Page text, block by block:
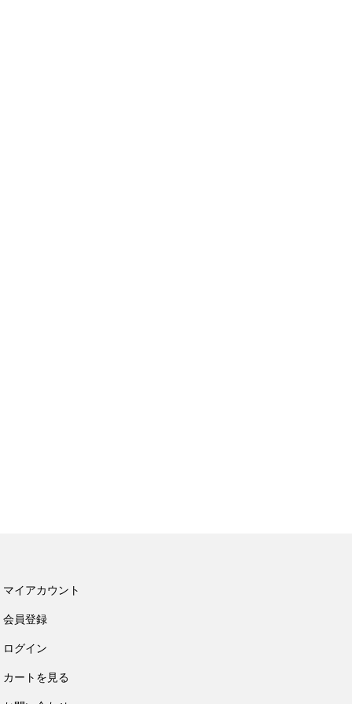
マイアカウント
会員登録
ログイン
カートを見る